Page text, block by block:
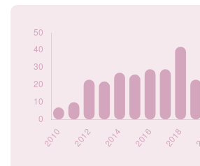
Popularité du
prénom Lexie par
2020
2021
2022
2023
2024